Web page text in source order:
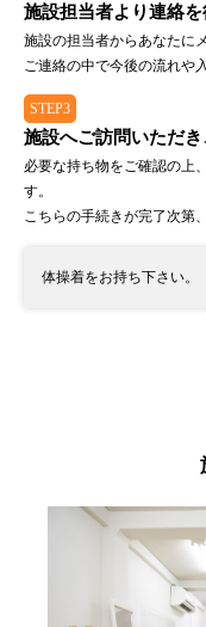
施設担当者より連絡を
施設の担当者からあなたに
ご連絡の中で今後の流れや
STEP3
施設へご訪問いただ
必要な持ち物をご確認の上
す。
こちらの手続きが完了次第
体操着をお持ち下さい。